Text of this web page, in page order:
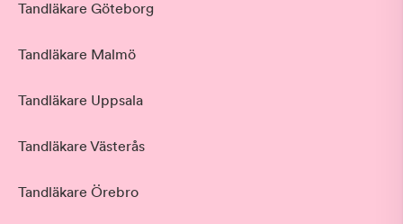
Tandläkare Göteborg
Tandläkare Malmö
Tandläkare Uppsala
Tandläkare Västerås
Tandläkare Örebro